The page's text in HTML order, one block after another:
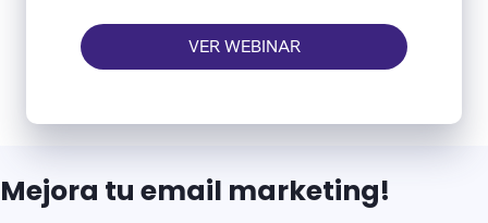
VER WEBINAR
Mejora tu email marketing!